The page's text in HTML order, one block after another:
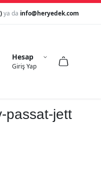
ya da info@heryedek.com
Hesap
Giriş Yap
 
passat-jett